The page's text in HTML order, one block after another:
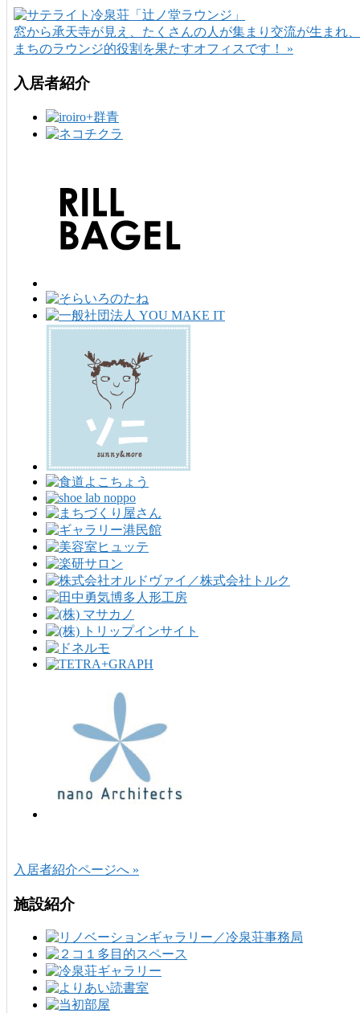
窓から承天寺が見え、たくさんの人が集まり交流が生まれ、
まちのラウンジ的役割を果たすオフィスです！ »
入居者紹介
入居者紹介ページへ »
施設紹介